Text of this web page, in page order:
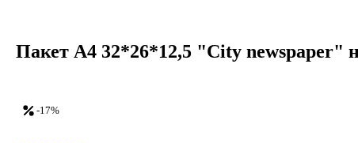
-17%
Пакет А4 32*26*12,5 "City newspaper"